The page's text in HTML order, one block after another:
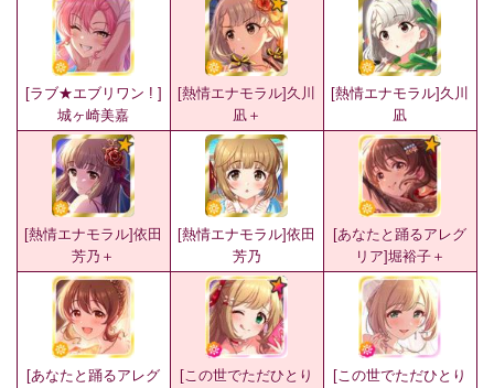
[ラブ★エブリワン ! ]
城ヶ崎美嘉
[熱情エナモラル]久川
凪＋
[熱情エナモラル]久川
凪
[熱情エナモラル]依田
芳乃＋
[熱情エナモラル]依田
芳乃
[あなたと踊るアレグ
リア]堀裕子＋
[あなたと踊るアレグ
[この世でただひとり
[この世でただひとり